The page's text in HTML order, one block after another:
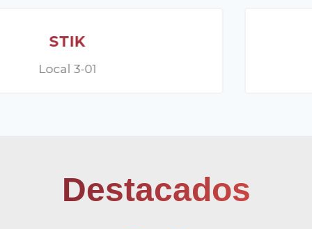
Destacados